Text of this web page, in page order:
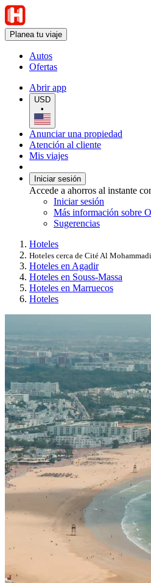
Planea tu viaje
Autos
Ofertas
Abrir app
USD
•
Anunciar una propiedad
Atención al cliente
Mis viajes
Iniciar sesión
Accede a ahorros al instante
Iniciar sesión
Más información sobre
Sugerencias
Hoteles
Hoteles cerca de Cité Al Mohammadi
Hoteles en Agadir
Hoteles en Souss-Massa
Hoteles en Marruecos
Hoteles